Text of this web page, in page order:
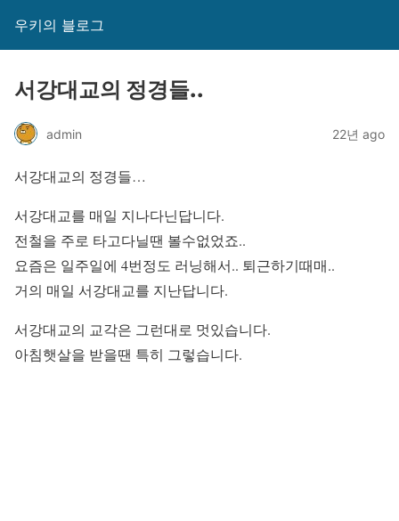
우키의 블로그
서강대교의 정경들..
admin 22년 ago
서강대교의 정경들…
서강대교를 매일 지나다닌답니다.
전철을 주로 타고다닐땐 볼수없었죠..
요즘은 일주일에 4번정도 러닝해서.. 퇴근하기때매..
거의 매일 서강대교를 지난답니다.
서강대교의 교각은 그런대로 멋있습니다.
아침햇살을 받을땐 특히 그렇습니다.